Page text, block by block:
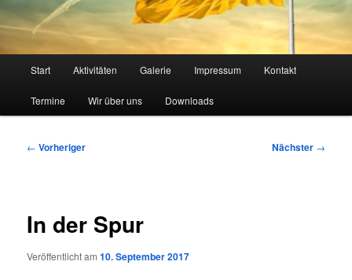
Start Aktivitäten Galerie Impressum Kontakt
Termine Wir über uns Downloads
Beitragsnavigation
← Vorheriger Nächster →
In der Spur
Veröffentlicht am10. September 2017